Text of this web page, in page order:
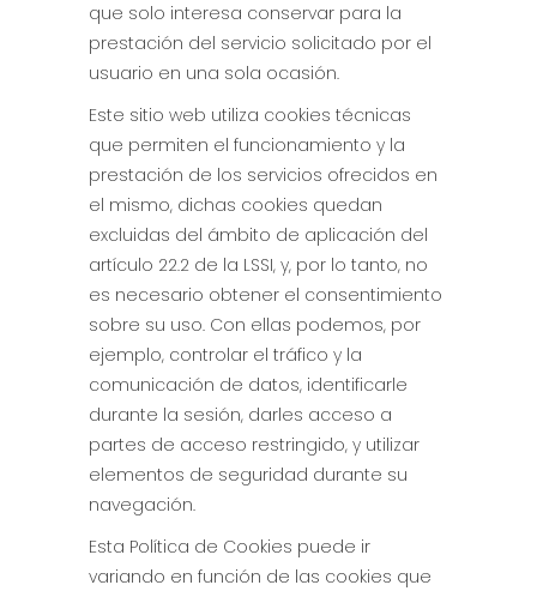
que solo interesa conservar para la
prestación del servicio solicitado por el
usuario en una sola ocasión.
Este sitio web utiliza cookies técnicas
que permiten el funcionamiento y la
prestación de los servicios ofrecidos en
el mismo, dichas cookies quedan
excluidas del ámbito de aplicación del
artículo 22.2 de la LSSI, y, por lo tanto, no
es necesario obtener el consentimiento
sobre su uso. Con ellas podemos, por
ejemplo, controlar el tráfico y la
comunicación de datos, identificarle
durante la sesión, darles acceso a
partes de acceso restringido, y utilizar
elementos de seguridad durante su
navegación.
Esta Política de Cookies puede ir
variando en función de las cookies que